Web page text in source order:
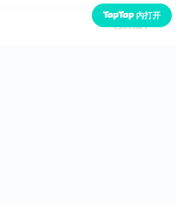
已经到底了
内打开